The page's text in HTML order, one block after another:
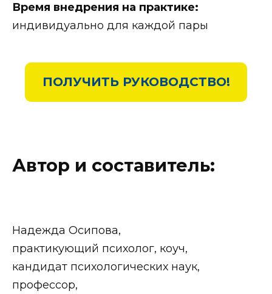
Время внедрения на практике:
индивидуально для каждой пары
ПОЛУЧИТЬ РУКОВОДСТВО!
Автор и составитель:
Надежда Осипова,
практикующий психолог, коуч,
кандидат психологических наук,
профессор,